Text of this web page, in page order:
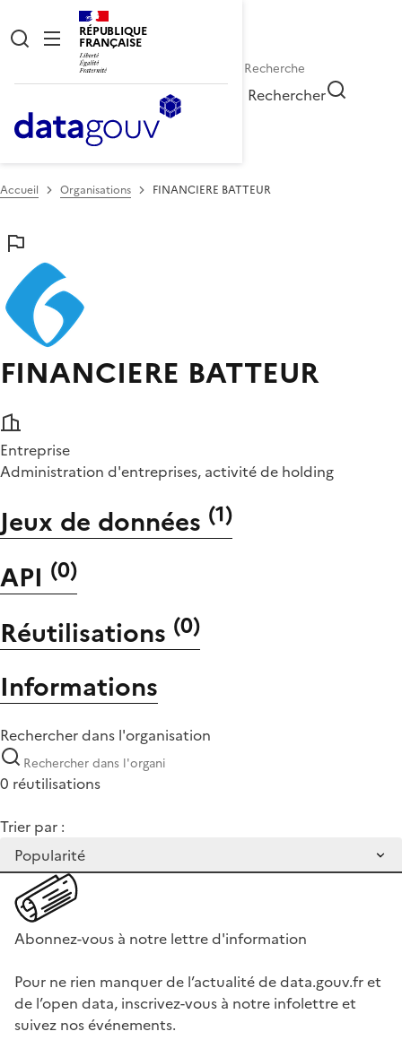
RÉPUBLIQUE
FRANÇAISE
Rechercher
Accueil Organisations FINANCIERE BATTEUR
FINANCIERE BATTEUR
Entreprise
Administration d'entreprises, activité de holding
Jeux de données (1)
API (0)
Réutilisations (0)
Informations
Rechercher dans l'organisation
0 réutilisations
Trier par :
Abonnez-vous à notre lettre d'information
Pour ne rien manquer de l’actualité de data.gouv.fr et
de l’open data, inscrivez-vous à notre infolettre et
suivez nos événements.